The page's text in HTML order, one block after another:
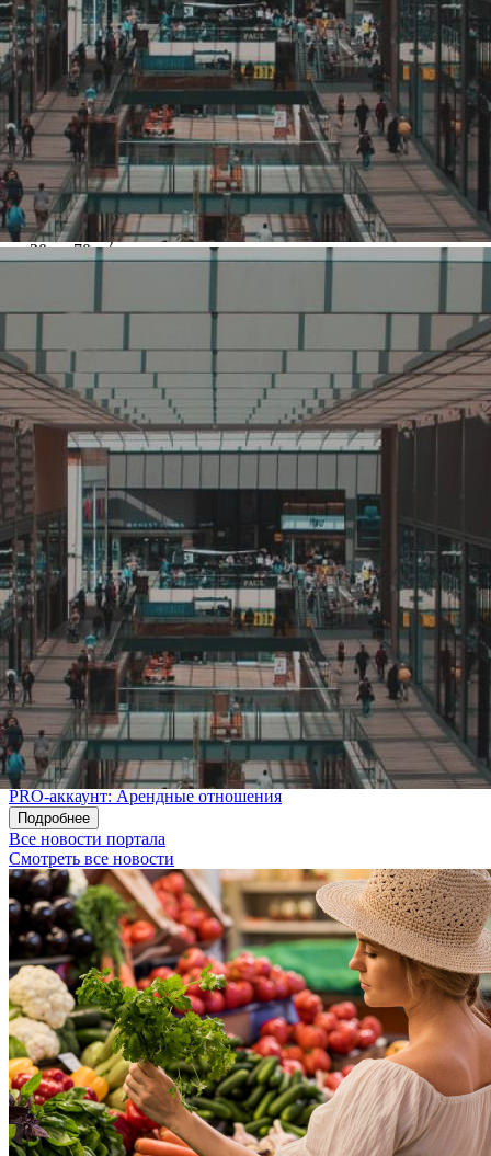
Мы готовы арендовать
О компании
Фотогалерея
Оставьте заявку
Мы готовы арендовать
Города, регионы
г. Тольятти (Самарская обл)
Вид деятельности
Пекарни
Площадь искомых помещений
от 20 до 70 м2
Нет
Сеть пекарен "Хлебница" арендует помещение 20(25) - 70
кв.м. в Тольятти с отдельным входом или прямо на входе в ТЦ
или Гастроном. Минимум ступенек на входе. Высокий трафик
350 чел/час. Наличие витринных окон. Электричество от 30
кВт(или с возможностью увеличения). Вода, канализация.
Опубликовано
26.06.2026 г.
О компании Хлебница
Перейти на страницу о компании
Фотогалерея
Контакты
Для просмотра контактов необходимы следующие услуги:
Бизнес-подписка
PRO-аккаунт: Арендные отношения
Подробнее
Все новости портала
Смотреть все новости